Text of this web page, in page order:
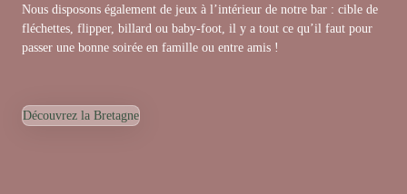
Nous disposons également de jeux à l’intérieur de notre bar : cible de
fléchettes, flipper, billard ou baby-foot, il y a tout ce qu’il faut pour
passer une bonne soirée en famille ou entre amis !
Découvrez la Bretagne